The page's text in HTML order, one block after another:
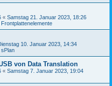
« Samstag 21. Januar 2023, 18:26
10. Januar 2023, 14:34
von Data Translation
« Samstag 7. Januar 2023, 19:04